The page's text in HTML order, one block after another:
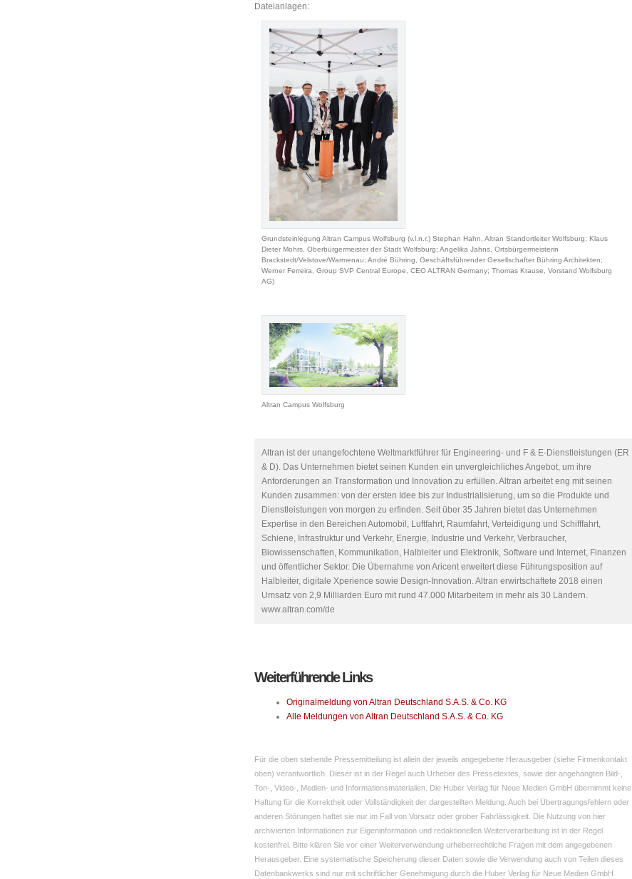
Dateianlagen:
Grundsteinlegung Altran Campus Wolfsburg (v.l.n.r.) Stephan Hahn, Altran Standortleiter Wolfsburg; Klaus
Dieter Mohrs, Oberbürgermeister der Stadt Wolfsburg; Angelika Jahns, Ortsbürgermeisterin
Brackstedt/Velstove/Warmenau; André Bühring, Geschäftsführender Gesellschafter Bühring Architekten;
Werner Ferreira, Group SVP Central Europe, CEO ALTRAN Germany; Thomas Krause, Vorstand Wolfsburg
AG)
Altran Campus Wolfsburg
Altran ist der unangefochtene Weltmarktführer für Engineering- und F & E-Dienstleistungen (ER
& D). Das Unternehmen bietet seinen Kunden ein unvergleichliches Angebot, um ihre
Anforderungen an Transformation und Innovation zu erfüllen. Altran arbeitet eng mit seinen
Kunden zusammen: von der ersten Idee bis zur Industrialisierung, um so die Produkte und
Dienstleistungen von morgen zu erfinden. Seit über 35 Jahren bietet das Unternehmen
Expertise in den Bereichen Automobil, Luftfahrt, Raumfahrt, Verteidigung und Schifffahrt,
Schiene, Infrastruktur und Verkehr, Energie, Industrie und Verkehr, Verbraucher,
Biowissenschaften, Kommunikation, Halbleiter und Elektronik, Software und Internet, Finanzen
und öffentlicher Sektor. Die Übernahme von Aricent erweitert diese Führungsposition auf
Halbleiter, digitale Xperience sowie Design-Innovation. Altran erwirtschaftete 2018 einen
Umsatz von 2,9 Milliarden Euro mit rund 47.000 Mitarbeitern in mehr als 30 Ländern.
www.altran.com/de
Weiterführende Links
Originalmeldung von Altran Deutschland S.A.S. & Co. KG
Alle Meldungen von Altran Deutschland S.A.S. & Co. KG
Für die oben stehende Pressemitteilung ist allein der jeweils angegebene Herausgeber (siehe Firmenkontakt
oben) verantwortlich. Dieser ist in der Regel auch Urheber des Pressetextes, sowie der angehängten Bild-,
Ton-, Video-, Medien- und Informationsmaterialien. Die Huber Verlag für Neue Medien GmbH übernimmt keine
Haftung für die Korrektheit oder Vollständigkeit der dargestellten Meldung. Auch bei Übertragungsfehlern oder
anderen Störungen haftet sie nur im Fall von Vorsatz oder grober Fahrlässigkeit. Die Nutzung von hier
archivierten Informationen zur Eigeninformation und redaktionellen Weiterverarbeitung ist in der Regel
kostenfrei. Bitte klären Sie vor einer Weiterverwendung urheberrechtliche Fragen mit dem angegebenen
Herausgeber. Eine systematische Speicherung dieser Daten sowie die Verwendung auch von Teilen dieses
Datenbankwerks sind nur mit schriftlicher Genehmigung durch die Huber Verlag für Neue Medien GmbH